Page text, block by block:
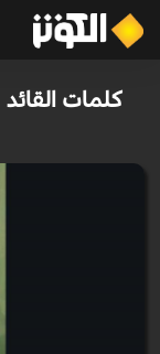
كلمات القائد